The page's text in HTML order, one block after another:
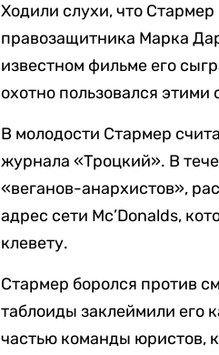
Ходили слухи, что
правозащитника Марка
известном фильме его
охотно пользовался
В молодости Стармер
журнала «Троцкий». В
«веганов-анархистов»,
адрес сети Mс’Donalds,
клевету.
Стармер боролся против
таблоиды заклеймили его
частью команды юристов,